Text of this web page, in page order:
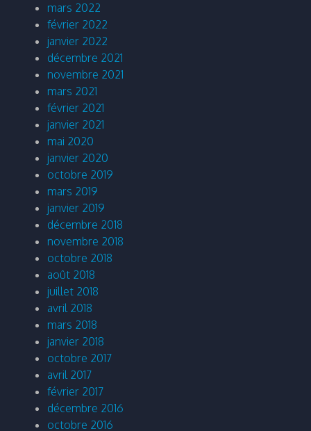
mars 2022
février 2022
janvier 2022
décembre 2021
novembre 2021
mars 2021
février 2021
janvier 2021
mai 2020
janvier 2020
octobre 2019
mars 2019
janvier 2019
décembre 2018
novembre 2018
octobre 2018
août 2018
juillet 2018
avril 2018
mars 2018
janvier 2018
octobre 2017
avril 2017
février 2017
décembre 2016
octobre 2016